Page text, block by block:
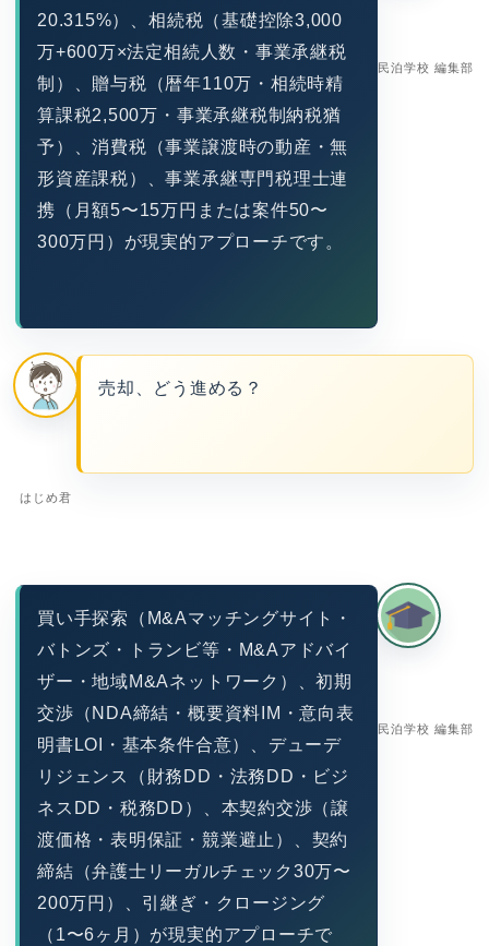
民泊学校 編集部
20.315%）、相続税（基礎控除3,000
万+600万×法定相続人数・事業承継税
制）、贈与税（暦年110万・相続時精
算課税2,500万・事業承継税制納税猶
予）、消費税（事業譲渡時の動産・無
形資産課税）、事業承継専門税理士連
携（月額5〜15万円または案件50〜
300万円）が現実的アプローチです。
はじめ君
売却、どう進める？
民泊学校 編集部
買い手探索（M&Aマッチングサイト・
バトンズ・トランビ等・M&Aアドバイ
ザー・地域M&Aネットワーク）、初期
交渉（NDA締結・概要資料IM・意向表
明書LOI・基本条件合意）、デューデ
リジェンス（財務DD・法務DD・ビジ
ネスDD・税務DD）、本契約交渉（譲
渡価格・表明保証・競業避止）、契約
締結（弁護士リーガルチェック30万〜
200万円）、引継ぎ・クロージング
（1〜6ヶ月）が現実的アプローチで